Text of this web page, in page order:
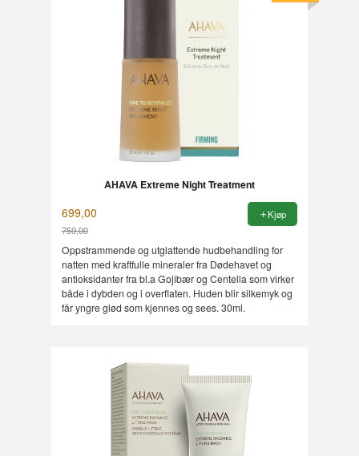
AHAVA Extreme Night Treatment
699,00
759,00
Rabatt
Kjøp
Oppstrammende og utglattende hudbehandling for
natten med kraftfulle mineraler fra Dødehavet og
antioksidanter fra bl.a Gojibær og Centella som virker
både i dybden og i overflaten. Huden blir silkemyk og
får yngre glød som kjennes og sees. 30ml.